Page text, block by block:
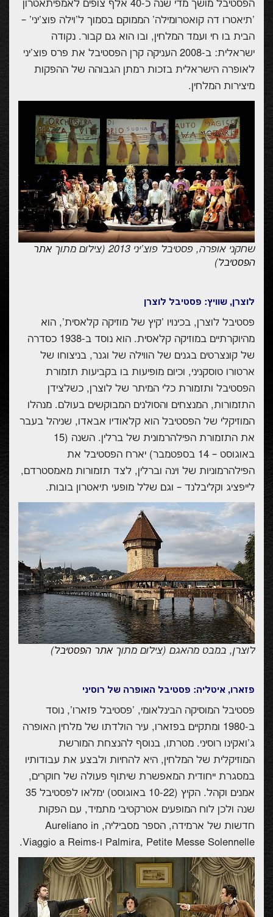
הפסטיבל מושך מדי שנה כ-40 אלף צופים לאמפיתאטרון
'תיאטרו דה קואטרומילה' הממוקם בסמוך ל'וילה פוצ'יני' –
הבית בו חי ועמד המלחין, ובו הוא גם קבור. נקודה
ישראלית: ב-2008 העניקה קרן הפסטיבל את פרס פוצ'יני
לאופרה הישראלית בזכות רמתן הגבוהה של ההפקות
מיצירות המלחין.
שחקני אופרה, פסטיבל פוצ'יני 2013 (צילום מתוך
אתר
הפסטיבל)
לוצרן, שוויץ: פסטיבל לוצרן
פסטיבל לוצרן, בכינויו 'קיץ של מוזיקה קלאסית', הוא
מהיוקרתיים במוזיקה קלאסית. הוא נוסד ב-1938 כסדרה
של קונצרטים בגנים של הווילה של וגנר, בניצוחו של
ארטורו טוסקניני, וכיום מופיעות בו בקביעות תזמורת
הפסטיבל ותזמורת כלי המיתר של לוצרן, כשלצידן
התזמורות, המנצחים והסולנים המבוקשים בעולם. מנהלו
המוזיקלי של הפסטיבל הוא קלאודיו אבאדו, שניהל בעבר
את התזמורת הפילהרמונית של ברלין. השנה (15
באוגוסט – 14 בספטמבר) יארח הפסטיבל את
הפילהרמוניות של וינה וברלין, לצד תזמורות מאמסטרדם,
לייפציג וקליבלנד – וגם שלל מופעי תיאטרון בובות.
לוצרן, במבט מהאגם (צילום מתוךאתר הפסטיבל)
פזארו, איטליה: פסטיבל האופרה של רוסיני
פסטיבל המוסיקה הבינלאומי, 'פסטיבל פזארו', נוסד
ב-1980 ומתקיים בפזארו, עיר הולדתו של מלחין האופרה
ג'ואקינו רוסיני. מטרתו, בנוסף להנצחת המורשת
המוזיקלית של המלחין, היא להחיות ולבצע את עבודותיו
במסגרת ייחודית המאפשרת שיתוף פעולה של חוקרים,
אמנים וקהל. הקיץ (10-22 באוגוסט) ימלאו לפסטיבל 35
שנה ולכן לוח המופעים אטרקטיבי מתמיד, עם הפקות
חדשות של ארמידה, הספר מסביליה, Aureliano in
Palmira, Petite Messe Solennelle ו-Viaggio a Reims
.